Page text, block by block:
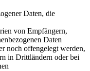
Daten, die
von Empfängern,
Daten
noch offengelegt werden,
in Drittländern oder bei